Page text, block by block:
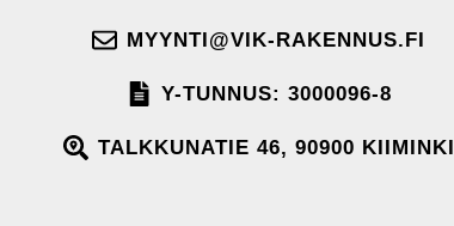
MYYNTI@VIK-RAKENNUS.FI
Y-TUNNUS: 3000096-8
TALKKUNATIE 46, 90900 KIIMINKI